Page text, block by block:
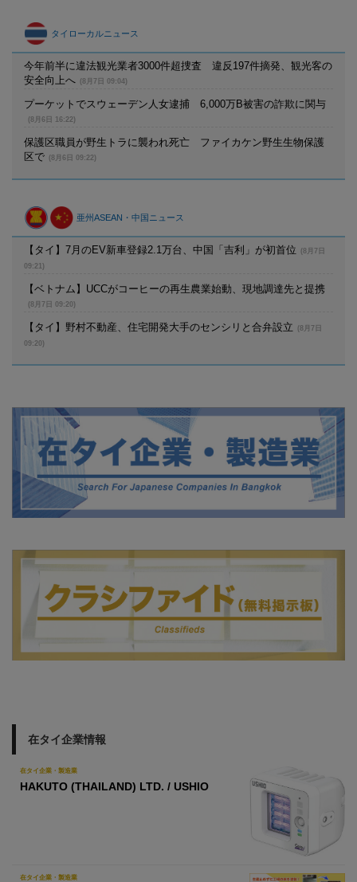
タイローカルニュース
今年前半に違法観光業者3000件超捜査 違反197件摘発、観光客の
安全向上へ
(8月7日 09:04)
プーケットでスウェーデン人女逮捕 6,000万B被害の詐欺に関与
(8月6日 16:22)
保護区職員が野生トラに襲われ死亡 ファイカケン野生生物保護
区で
(8月6日 09:22)
亜州ASEAN・中国ニュース
【タイ】7月のEV新車登録2.1万台、中国「吉利」が初首位
(8月7日
09:21)
【ベトナム】UCCがコーヒーの再生農業始動、現地調達先と提携
(8月7日 09:20)
【タイ】野村不動産、住宅開発大手のセンシリと合弁設立
(8月7日
09:20)
在タイ企業情報
在タイ企業・製造業
HAKUTO (THAILAND) LTD. / USHIO
在タイ企業・製造業